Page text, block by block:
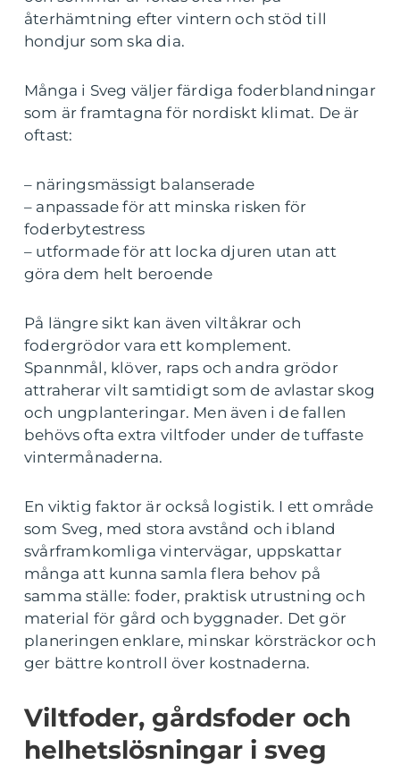
återhämtning efter vintern och stöd till
hondjur som ska dia.
Många i Sveg väljer färdiga foderblandningar
som är framtagna för nordiskt klimat. De är
oftast:
– näringsmässigt balanserade
– anpassade för att minska risken för
foderbytestress
– utformade för att locka djuren utan att
göra dem helt beroende
På längre sikt kan även viltåkrar och
fodergrödor vara ett komplement.
Spannmål, klöver, raps och andra grödor
attraherar vilt samtidigt som de avlastar skog
och ungplanteringar. Men även i de fallen
behövs ofta extra viltfoder under de tuffaste
vintermånaderna.
En viktig faktor är också logistik. I ett område
som Sveg, med stora avstånd och ibland
svårframkomliga vintervägar, uppskattar
många att kunna samla flera behov på
samma ställe: foder, praktisk utrustning och
material för gård och byggnader. Det gör
planeringen enklare, minskar körsträckor och
ger bättre kontroll över kostnaderna.
Viltfoder, gårdsfoder och
helhetslösningar i sveg